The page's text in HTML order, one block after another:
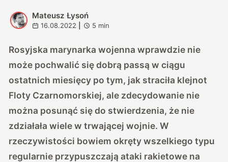
M
Mateusz Łysoń
16.08.2022 5 min
Rosyjska marynarka wojenna wprawdzie nie
może pochwalić się dobrą passą w ciągu
ostatnich miesięcy po tym, jak straciła klejnot
Floty Czarnomorskiej, ale zdecydowanie nie
można posunąć się do stwierdzenia, że nie
zdziałała wiele w trwającej wojnie. W
rzeczywistości bowiem okręty wszelkiego typu
regularnie przypuszczają ataki rakietowe na